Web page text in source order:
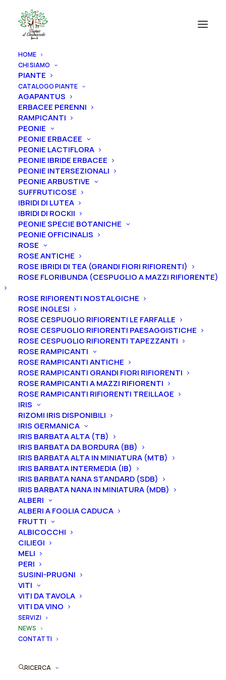
HOME
CHI SIAMO
PIANTE
CATALOGO PIANTE
AGAPANTUS
ERBACEE PERENNI
RAMPICANTI
PEONIE
PEONIE ERBACEE
PEONIE LACTIFLORA
PEONIE IBRIDE ERBACEE
PEONIE INTERSEZIONALI
PEONIE ARBUSTIVE
SUFFRUTICOSE
IBRIDI DI LUTEA
IBRIDI DI ROCKII
PEONIE SPECIE BOTANICHE
PEONIE OFFICINALIS
ROSE
ROSE ANTICHE
ROSE IBRIDI DI TEA (GRANDI FIORI RIFIORENTI)
ROSE FLORIBUNDA (CESPUGLIO A MAZZI RIFIORENTE)
ROSE RIFIORENTI NOSTALGICHE
ROSE INGLESI
ROSE CESPUGLIO RIFIORENTI LE FARFALLE
ROSE CESPUGLIO RIFIORENTI PAESAGGISTICHE
ROSE CESPUGLIO RIFIORENTI TAPEZZANTI
ROSE RAMPICANTI
ROSE RAMPICANTI ANTICHE
ROSE RAMPICANTI GRANDI FIORI RIFIORENTI
ROSE RAMPICANTI A MAZZI RIFIORENTI
ROSE RAMPICANTI RIFIORENTI TREILLAGE
IRIS
RIZOMI IRIS DISPONIBILI
IRIS GERMANICA
IRIS BARBATA ALTA (TB)
IRIS BARBATA DA BORDURA (BB)
IRIS BARBATA ALTA IN MINIATURA (MTB)
IRIS BARBATA INTERMEDIA (IB)
IRIS BARBATA NANA STANDARD (SDB)
IRIS BARBATA NANA IN MINIATURA (MDB)
ALBERI
ALBERI A FOGLIA CADUCA
FRUTTI
ALBICOCCHI
CILIEGI
MELI
PERI
SUSINI-PRUGNI
VITI
VITI DA TAVOLA
VITI DA VINO
SERVIZI
NEWS
CONTATTI
RICERCA
VIVAIO IL CORBEZZOLO
News ed e
Vivaio Il Corbezzolo
Rimini-San Marino 129/N
47924 Rimini RN
Arte Natura
Via 4 Giugno, 66
47899 Serravalle RSM
Contatti
(+39) 339 7017143
(+39) 0541 759673
vivaioilcorbezzolo@gmail.com
Termini e condizioni
Condizioni di vendita
Diritto di recesso
Ordini per email
Iscriviti alla newsletter
Non inviamo spam! Leggi la nostra